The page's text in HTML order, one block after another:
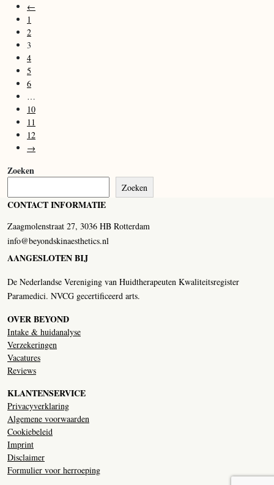
←
1
2
3
4
5
6
…
10
11
12
→
Zoeken
Zoeken
CONTACT INFORMATIE
Zaagmolenstraat 27, 3036 HB Rotterdam
info@beyondskinaesthetics.nl
AANGESLOTEN BIJ
De Nederlandse Vereniging van Huidtherapeuten Kwaliteitsregister
Paramedici. NVCG gecertificeerd arts.
OVER BEYOND
Intake & huidanalyse
Verzekeringen
Vacatures
Reviews
KLANTENSERVICE
Privacyverklaring
Algemene voorwaarden
Cookiebeleid
Imprint
Disclaimer
Formulier voor herroeping